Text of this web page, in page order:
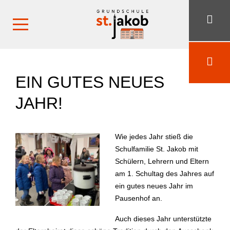
EIN GUTES NEUES
JAHR!
Wie jedes Jahr stieß die
Schulfamilie St. Jakob mit
Schülern, Lehrern und Eltern
am 1. Schultag des Jahres auf
ein gutes neues Jahr im
Pausenhof an.
Auch dieses Jahr unterstützte